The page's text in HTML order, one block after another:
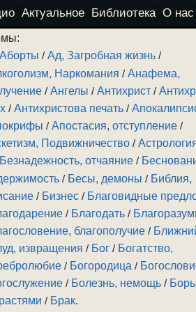
Актуальное Библиотека О нас
Аборты /Ад, Загробная жизнь /
Наркомания /Анафема,
/Ангелы /Антихрист /
/Антихристова печать /
/Апостасия, отступление /
Подвижничество /
Безнадежность, отчаяние /
/ Бесы, демоны / Библия,
/ Бизнес / Благовидные
/ Благодать /
благополучие /
извращения / Бог / Богатство,
/ Богородица /
/ Болезнь, немощь /
/ Брак.